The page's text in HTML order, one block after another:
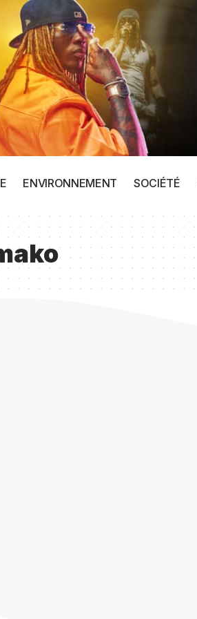
ENVIRONNEMENT SOCIÉTÉ